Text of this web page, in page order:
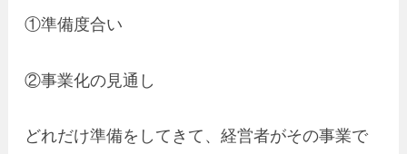
①準備度合い
②事業化の見通し
どれだけ準備をしてきて、経営者がその事業で